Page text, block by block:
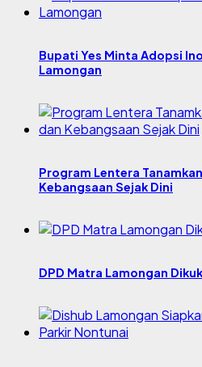
Bupati Yes Minta Adopsi
Lamongan
Program Lentera
Kebangsaan Sejak Dini
DPD Matra Lamongan